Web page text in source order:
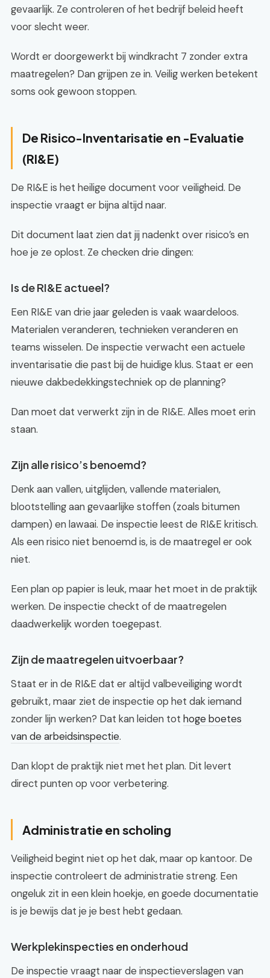
gevaarlijk. Ze controleren of het bedrijf beleid heeft
voor slecht weer.
Wordt er doorgewerkt bij windkracht 7 zonder extra
maatregelen? Dan grijpen ze in. Veilig werken betekent
soms ook gewoon stoppen.
De Risico-Inventarisatie en -Evaluatie
(RI&E)
De RI&E is het heilige document voor veiligheid. De
inspectie vraagt er bijna altijd naar.
Dit document laat zien dat jij nadenkt over risico’s en
hoe je ze oplost. Ze checken drie dingen:
Is de RI&E actueel?
Een RI&E van drie jaar geleden is vaak waardeloos.
Materialen veranderen, technieken veranderen en
teams wisselen. De inspectie verwacht een actuele
inventarisatie die past bij de huidige klus. Staat er een
nieuwe dakbedekkingstechniek op de planning?
Dan moet dat verwerkt zijn in de RI&E. Alles moet erin
staan.
Zijn alle risico’s benoemd?
Denk aan vallen, uitglijden, vallende materialen,
blootstelling aan gevaarlijke stoffen (zoals bitumen
dampen) en lawaai. De inspectie leest de RI&E kritisch.
Als een risico niet benoemd is, is de maatregel er ook
niet.
Een plan op papier is leuk, maar het moet in de praktijk
werken. De inspectie checkt of de maatregelen
daadwerkelijk worden toegepast.
Zijn de maatregelen uitvoerbaar?
Staat er in de RI&E dat er altijd valbeveiliging wordt
gebruikt, maar ziet de inspectie op het dak iemand
zonder lijn werken? Dat kan leiden tot hoge boetes
van de arbeidsinspectie.
Dan klopt de praktijk niet met het plan. Dit levert
direct punten op voor verbetering.
Administratie en scholing
Veiligheid begint niet op het dak, maar op kantoor. De
inspectie controleert de administratie streng. Een
ongeluk zit in een klein hoekje, en goede documentatie
is je bewijs dat je je best hebt gedaan.
Werkplekinspecties en onderhoud
De inspectie vraagt naar de inspectieverslagen van